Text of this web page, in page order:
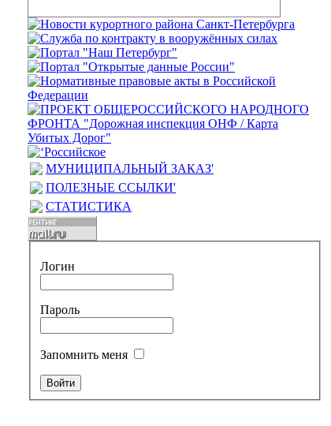
МУНИЦИПАЛЬНЫЙ ЗАКАЗ'
ПОЛЕЗНЫЕ ССЫЛКИ'
СТАТИСТИКА
Логин
Пароль
Запомнить меня